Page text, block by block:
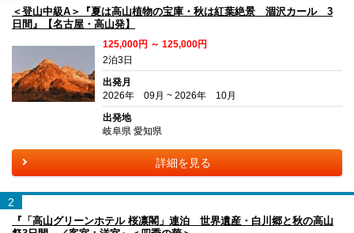
＜登山中級A＞『夏は高山植物の宝庫・秋は紅葉絶景 涸沢カール 3
日間』【名古屋・高山発】
125,000円 ～ 125,000円
2泊3日
出発月
2026年 09月 ~ 2026年 10月
出発地
岐阜県 愛知県
詳細を見る
2
『「高山グリーンホテル 桜凛閣」連泊 世界遺産・白川郷と秋の高山